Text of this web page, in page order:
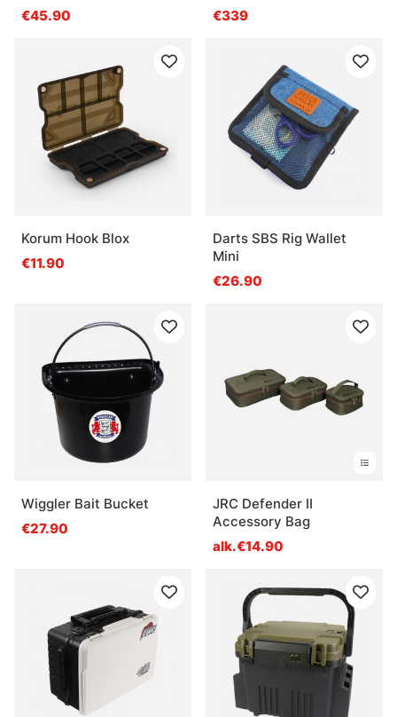
€45.90
€339
Korum Hook Blox
€11.90
Darts SBS Rig Wallet
Mini
€26.90
Wiggler Bait Bucket
€27.90
JRC Defender II
Accessory Bag
alk.€14.90